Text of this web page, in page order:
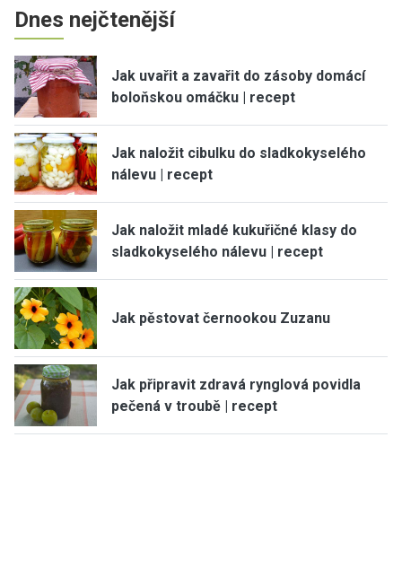
Dnes nejčtenější
Jak uvařit a zavařit do zásoby domácí
boloňskou omáčku | recept
Jak naložit cibulku do sladkokyselého
nálevu | recept
Jak naložit mladé kukuřičné klasy do
sladkokyselého nálevu | recept
Jak pěstovat černookou Zuzanu
Jak připravit zdravá rynglová povidla
pečená v troubě | recept